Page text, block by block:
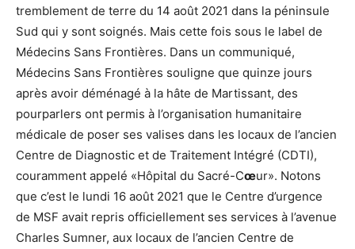
tremblement de terre du 14 août 2021 dans la péninsule
Sud qui y sont soignés. Mais cette fois sous le label de
Médecins Sans Frontières. Dans un communiqué,
Médecins Sans Frontières souligne que quinze jours
après avoir déménagé à la hâte de Martissant, des
pourparlers ont permis à l’organisation humanitaire
médicale de poser ses valises dans les locaux de l’ancien
Centre de Diagnostic et de Traitement Intégré (CDTI),
couramment appelé «Hôpital du Sacré-Cœur». Notons
que c’est le lundi 16 août 2021 que le Centre d’urgence
de MSF avait repris officiellement ses services à l’avenue
Charles Sumner, aux locaux de l’ancien Centre de